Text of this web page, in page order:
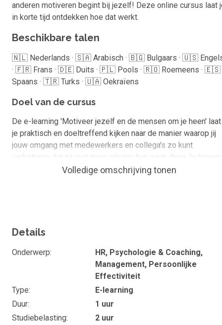
anderen motiveren begint bij jezelf! Deze online cursus laat
in korte tijd ontdekken hoe dat werkt.
Beschikbare talen
🇳🇱 Nederlands · 🇸🇦 Arabisch · 🇧🇬 Bulgaars · 🇺🇸
· 🇫🇷 Frans · 🇩🇪 Duits · 🇵🇱 Pools · 🇷🇴 Roemeens · 🇪🇸
Spaans · 🇹🇷 Turks · 🇺🇦 Oekraïens
Doel van de cursus
De e-learning 'Motiveer jezelf en de mensen om je heen' laat
je praktisch en doeltreffend kijken naar de manier waarop jij
jouw omgang met medewerkers en collega's zo kunt
verbeteren dat zij met meer plezier hun werk doen. Iedereen
weet dat meer plezier op het werk ook betere prestaties
wekken en los te maken, bij jezelf en bij de mensen om je
Wat kan of ken je na de cursus
Je leert kritisch naar jezelf te kijken, naar jouw
omgang met medewerkers en collega's.
Je leert positieve energie op te wekken en los te
maken, bij jezelf en de mensen om je heen.
Volledige omschrijving tonen
Details
Onderwerp
HR, Psychologie & Coaching,
Management, Persoonlijke
Effectiviteit
Type
E-learning
Duur
1 uur
Studiebelasting
2 uur